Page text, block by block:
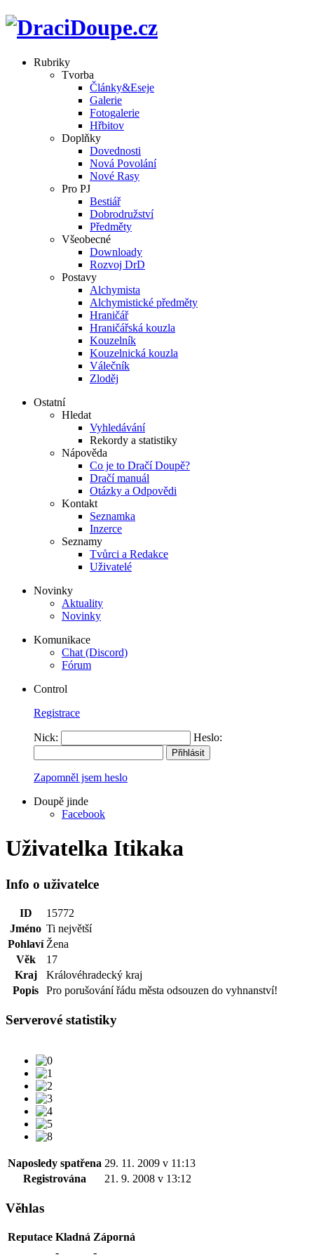
Rubriky
Tvorba
Články&Eseje
Galerie
Fotogalerie
Hřbitov
Doplňky
Dovednosti
Nová Povolání
Nové Rasy
Pro PJ
Bestiář
Dobrodružství
Předměty
Všeobecné
Downloady
Rozvoj DrD
Postavy
Alchymista
Alchymistické předměty
Hraničář
Hraničářská kouzla
Kouzelník
Kouzelnická kouzla
Válečník
Zloděj
Ostatní
Hledat
Vyhledávání
Rekordy a statistiky
Nápověda
Co je to Dračí Doupě?
Dračí manuál
Otázky a Odpovědi
Kontakt
Seznamka
Inzerce
Seznamy
Tvůrci a Redakce
Uživatelé
Novinky
Aktuality
Novinky
Komunikace
Chat (Discord)
Fórum
Control
Registrace
Nick: Heslo:
Zapomněl jsem heslo
Doupě jinde
Facebook
Uživatelka Itikaka
Info o uživatelce
ID
15772
Jméno Ti největší
Pohlaví Žena
Věk
17
Kraj
Královéhradecký kraj
Popis
Pro porušování řádu města odsouzen do vyhnanství!
Serverové statistiky
Naposledy spatřena 29. 11. 2009 v 11:13
Registrována
21. 9. 2008 v 13:12
Věhlas
Reputace Kladná Záporná
-
-